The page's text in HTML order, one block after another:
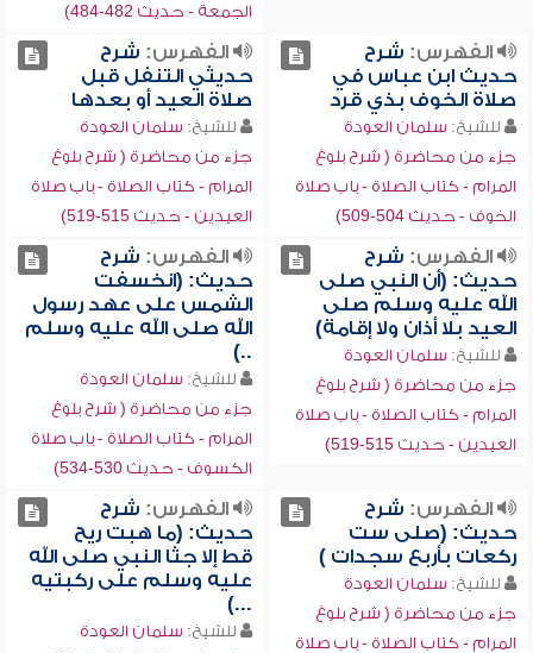
الجمعة - حديث 482-484)
الفهرس: شرح
حديث ابن عباس في
صلاة الخوف بذي قرد
للشيخ: سلمان العودة
جزء من محاضرة ( شرح بلوغ
المرام - كتاب الصلاة - باب صلاة
الخوف - حديث 504-509)
الفهرس: شرح
حديثي التنفل قبل
صلاة العيد أو بعدها
للشيخ: سلمان العودة
جزء من محاضرة ( شرح بلوغ
المرام - كتاب الصلاة - باب صلاة
العيدين - حديث 515-519)
الفهرس: شرح
حديث: (أن النبي صلى
الله عليه وسلم صلى
العيد بلا أذان ولا إقامة)
للشيخ: سلمان العودة
جزء من محاضرة ( شرح بلوغ
المرام - كتاب الصلاة - باب صلاة
العيدين - حديث 515-519)
الفهرس: شرح
حديث: (انخسفت
الشمس على عهد رسول
الله صلى الله عليه وسلم
..)
للشيخ: سلمان العودة
جزء من محاضرة ( شرح بلوغ
المرام - كتاب الصلاة - باب صلاة
الكسوف - حديث 530-534)
الفهرس: شرح
حديث: (صلى ست
ركعات بأربع سجدات )
للشيخ: سلمان العودة
جزء من محاضرة ( شرح بلوغ
المرام - كتاب الصلاة - باب صلاة
الفهرس: شرح
حديث: (ما هبت ريح
قط إلا جثا النبي صلى الله
عليه وسلم على ركبتيه
...)
للشيخ: سلمان العودة